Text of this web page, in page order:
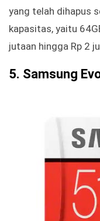
yang telah dihapus
kapasitas, yaitu
jutaan hingga Rp 2
5. Samsung